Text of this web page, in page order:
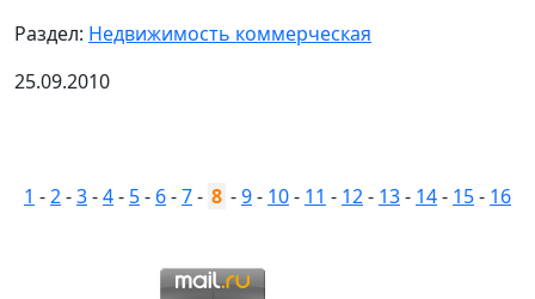
Раздел: Недвижимость коммерческая
25.09.2010
1 -2-3-4- 5- 6-7- 8 -9- 10- 11 - 12- 13- 14- 15- 16